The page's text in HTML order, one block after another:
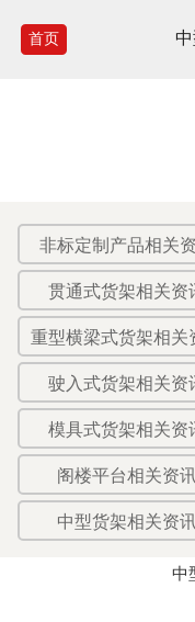
首页
非标定制产品相关
贯通式货架相关资
重型横梁式货架相关
驶入式货架相关资
模具式货架相关资
阁楼平台相关资
中型货架相关资
中